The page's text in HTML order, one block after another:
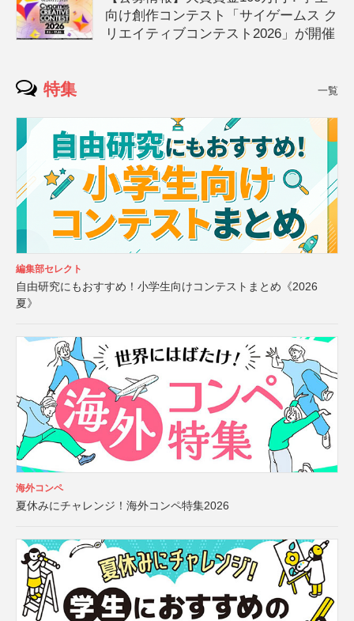
向け創作コンテスト「サイゲームス ク
リエイティブコンテスト2026」が開催
特集 一覧
編集部セレクト
自由研究にもおすすめ！小学生向けコンテストまとめ《2026
夏》
海外コンペ
夏休みにチャレンジ！海外コンペ特集2026